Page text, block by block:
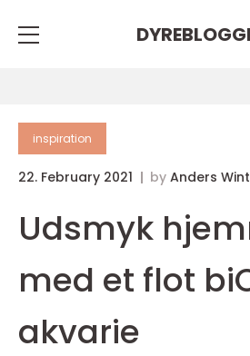
inspiration
22. February 2021 by Anders
Udsmyk
med et flot
akvarie